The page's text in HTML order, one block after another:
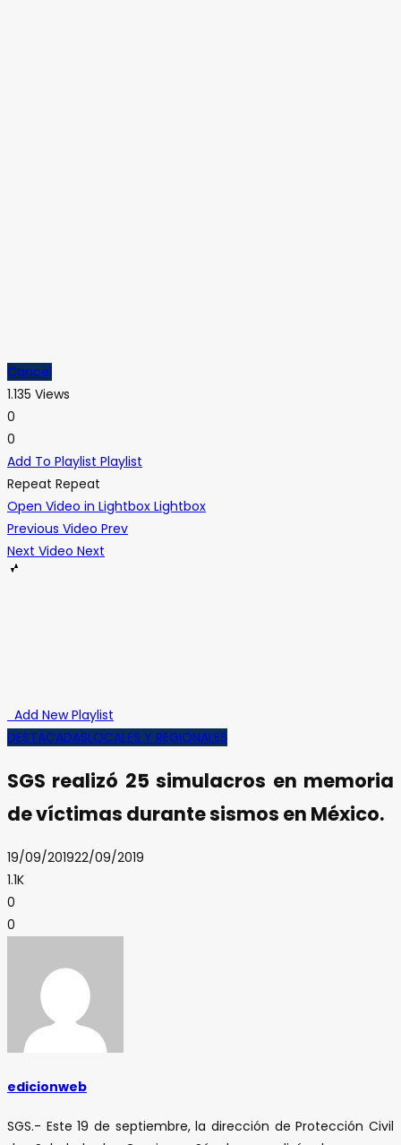
Cancel
1.135 Views
0
0
Add To Playlist Playlist
Repeat Repeat
Open Video in Lightbox Lightbox
Previous Video Prev
Next Video Next
Add New Playlist
DESTACADASLOCALES Y REGIONALES
SGS realizó 25 simulacros en memoria
de víctimas durante sismos en México.
19/09/201922/09/2019
1.1K
0
0
edicionweb
SGS.- Este 19 de septiembre, la dirección de Protección Civil